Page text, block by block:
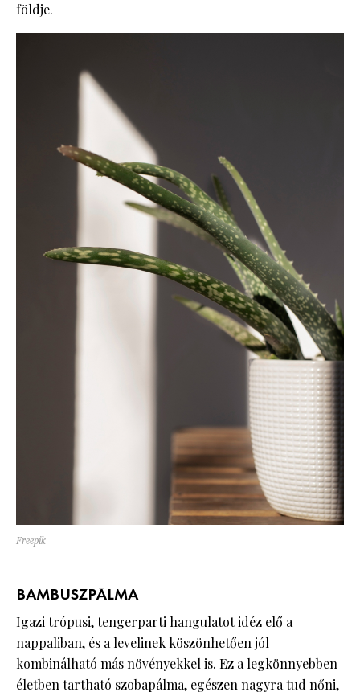
földje.
Freepik
BAMBUSZPÁLMA
Igazi trópusi, tengerparti hangulatot idéz elő a
nappaliban, és a levelinek köszönhetően jól
kombinálható más növényekkel is. Ez a legkönnyebben
életben tartható szobapálma, egészen nagyra tud nőni,